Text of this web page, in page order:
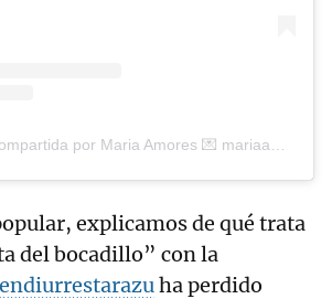
explicamos de qué trata
del bocadillo” con la
ha perdido